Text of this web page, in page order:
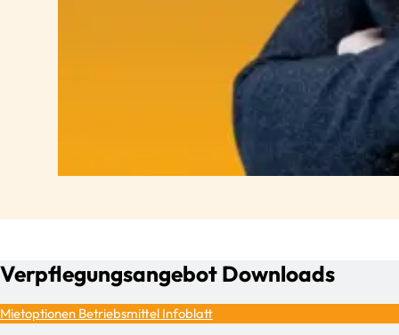
Verpflegungsangebot Downloads
Mietoptionen Betriebsmittel Infoblatt